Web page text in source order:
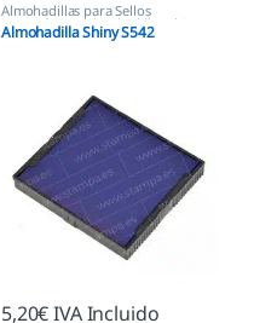
Almohadillas para Sellos
Automáticos ,Almohadillas Shiny
Almohadilla Shiny S542
5,20€IVA Incluido